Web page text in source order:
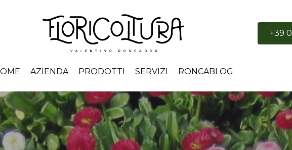
+39
AZIENDA PRODOTTI SERVIZI RONCABLOG